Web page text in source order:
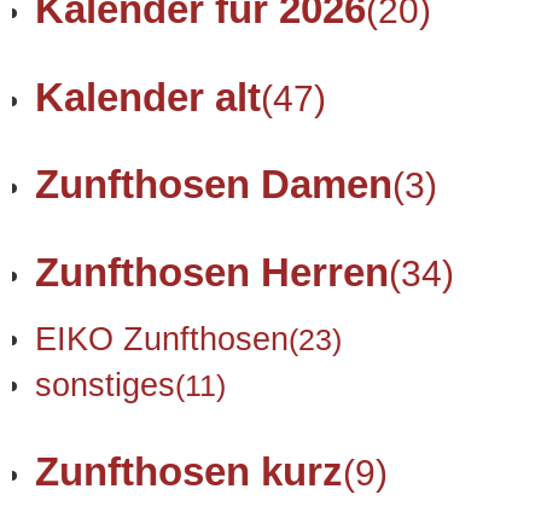
(20)
Kalender alt(47)
Zunfthosen Damen(3)
Zunfthosen Herren(34)
EIKO Zunfthosen(23)
sonstiges(11)
Zunfthosen kurz(9)